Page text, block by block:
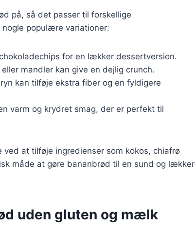
på, så det passer til forskellige
populære variationer:
for en lækker dessertversion.
mandler kan give en dejlig crunch.
kan tilføje ekstra fiber og en fyldigere
varm og krydret smag, der er perfekt til
at tilføje ingredienser som kokos, chiafrø
måde at gøre bananbrød til en sund og lækker
uden gluten og mælk